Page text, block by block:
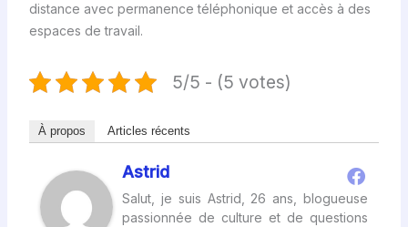
distance avec permanence téléphonique et accès à des
espaces de travail.
5/5 - (5 votes)
À propos Articles récents
Astrid
Salut, je suis Astrid, 26 ans, blogueuse
passionnée de culture et de questions